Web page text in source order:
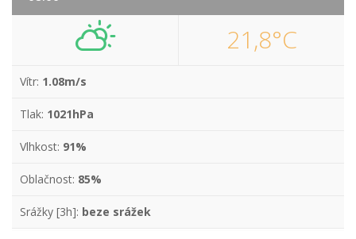
21,8°C
Vítr: 1.08m/s
Tlak: 1021hPa
Vlhkost: 91%
Oblačnost: 85%
Srážky [3h]: beze srážek